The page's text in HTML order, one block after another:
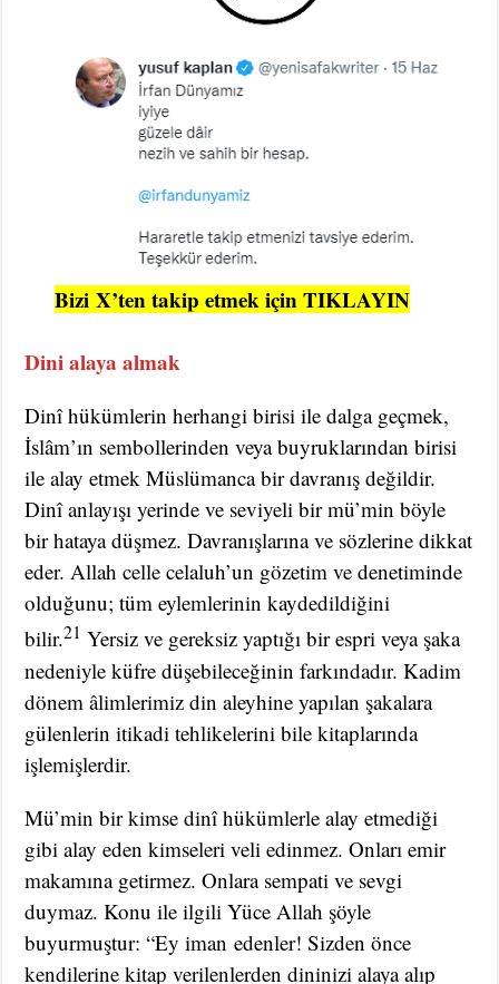
Bizi X’ten takip etmek için TIKLAYIN
Dini alaya almak
Dinî hükümlerin herhangi birisi ile dalga geçmek,
İslâm’ın sembollerinden veya buyruklarından birisi
ile alay etmek Müslümanca bir davranış değildir.
Dinî anlayışı yerinde ve seviyeli bir mü’min böyle
bir hataya düşmez. Davranışlarına ve sözlerine dikkat
eder. Allah celle celaluh’un gözetim ve denetiminde
olduğunu; tüm eylemlerinin kaydedildiğini
bilir.21Yersiz ve gereksiz yaptığı bir espri veya şaka
nedeniyle küfre düşebileceğinin farkındadır. Kadim
dönem âlimlerimiz din aleyhine yapılan şakalara
gülenlerin itikadi tehlikelerini bile kitaplarında
işlemişlerdir.
Mü’min bir kimse dinî hükümlerle alay etmediği
gibi alay eden kimseleri veli edinmez. Onları emir
makamına getirmez. Onlara sempati ve sevgi
duymaz. Konu ile ilgili Yüce Allah şöyle
buyurmuştur: “Ey iman edenler! Sizden önce
kendilerine kitap verilenlerden dininizi alaya alıp